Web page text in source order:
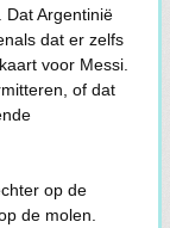
Dat Argentinië
dat er zelfs
voor Messi.
of dat
op de
de molen.